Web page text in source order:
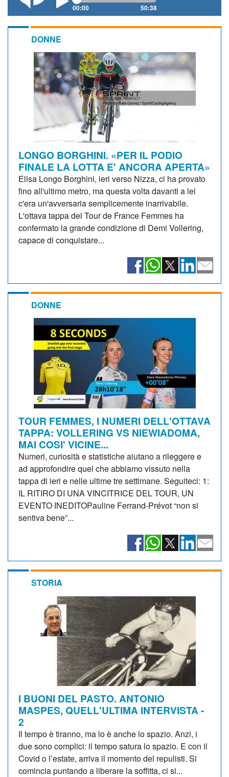
00:00 50:38
DONNE
LONGO BORGHINI. «PER IL PODIO
FINALE LA LOTTA E' ANCORA APERTA»
Elisa Longo Borghini, ieri verso Nizza, ci ha provato
fino all'ultimo metro, ma questa volta davanti a lei
c'era un'avversaria semplicemente inarrivabile.
L'ottava tappa del Tour de France Femmes ha
confermato la grande condizione di Demi Vollering,
capace di conquistare...
DONNE
TOUR FEMMES, I NUMERI DELL'OTTAVA
TAPPA: VOLLERING VS NIEWIADOMA,
MAI COSI' VICINE...
Numeri, curiosità e statistiche aiutano a rileggere e
ad approfondire quel che abbiamo vissuto nella
tappa di ieri e nelle ultime tre settimane. Seguiteci: 1:
IL RITIRO DI UNA VINCITRICE DEL TOUR, UN
EVENTO INEDITOPauline Ferrand-Prévot “non si
sentiva bene”...
STORIA
I BUONI DEL PASTO. ANTONIO
MASPES, QUELL'ULTIMA INTERVISTA -
2
Il tempo è tiranno, ma lo è anche lo spazio. Anzi, i
due sono complici: il tempo satura lo spazio. E con il
Covid o l’estate, arriva il momento del repulisti. Si
comincia puntando a liberare la soffitta, ci si...